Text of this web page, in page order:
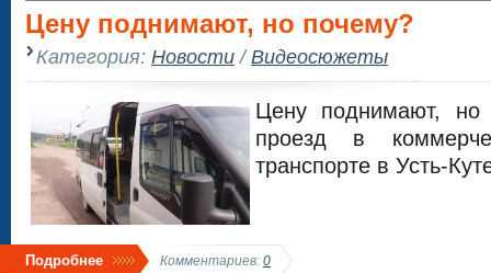
Цену поднимают, но почему?
Категория: Новости/Видеосюжеты
Цену поднимают,
проезд в
транспорте в Усть-
Подробнее Комментариев: 0